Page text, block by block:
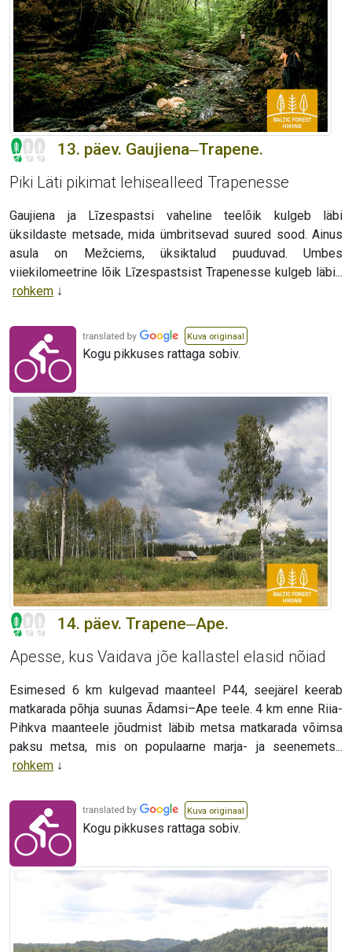
13. päev. Gaujiena‒Trapene.
Piki Läti pikimat lehisealleed Trapenesse
Gaujiena ja Līzespastsi vaheline teelõik kulgeb läbi
üksildaste metsade, mida ümbritsevad suured sood. Ainus
asula on Mežciems, üksiktalud puuduvad. Umbes
viiekilomeetrine lõik Līzespastsist Trapenesse kulgeb läbi...
rohkem
Kuva originaal
Kogu pikkuses rattaga sobiv.
14. päev. Trapene‒Ape.
Apesse, kus Vaidava jõe kallastel elasid nõiad
Esimesed 6 km kulgevad maanteel P44, seejärel keerab
matkarada põhja suunas Ādamsi–Ape teele. 4 km enne Riia-
Pihkva maanteele jõudmist läbib metsa matkarada võimsa
paksu metsa, mis on populaarne marja- ja seenemets...
rohkem
Kuva originaal
Kogu pikkuses rattaga sobiv.